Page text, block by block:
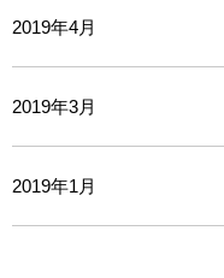
2019年4月
2019年3月
2019年1月